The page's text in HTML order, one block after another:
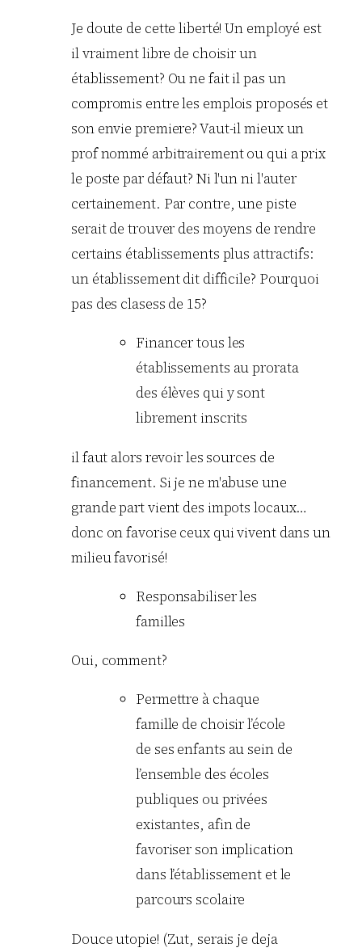
Je doute de cette liberté! Un employé est
il vraiment libre de choisir un
établissement? Ou ne fait il pas un
compromis entre les emplois proposés et
son envie premiere? Vaut-il mieux un
prof nommé arbitrairement ou qui a prix
le poste par défaut? Ni l'un ni l'auter
certainement. Par contre, une piste
serait de trouver des moyens de rendre
certains établissements plus attractifs:
un établissement dit difficile? Pourquoi
pas des clasess de 15?
Financer tous les
établissements au prorata
des élèves qui y sont
librement inscrits
il faut alors revoir les sources de
financement. Si je ne m'abuse une
grande part vient des impots locaux…
donc on favorise ceux qui vivent dans un
milieu favorisé!
Responsabiliser les
familles
Oui, comment?
Permettre à chaque
famille de choisir l’école
de ses enfants au sein de
l’ensemble des écoles
publiques ou privées
existantes, afin de
favoriser son implication
dans l’établissement et le
parcours scolaire
Douce utopie! (Zut, serais je deja